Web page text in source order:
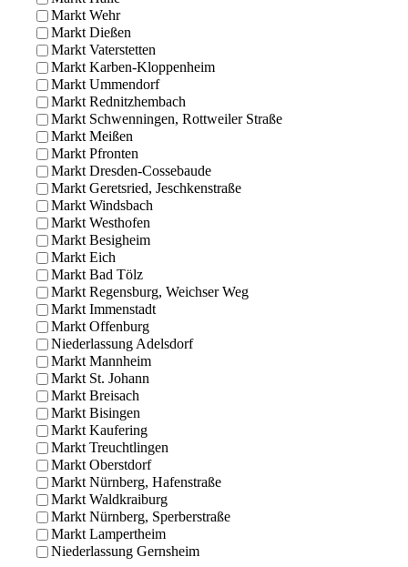
Markt Wehr
Markt Dießen
Markt Vaterstetten
Markt Karben-Kloppenheim
Markt Ummendorf
Markt Rednitzhembach
Markt Schwenningen, Rottweiler Straße
Markt Meißen
Markt Pfronten
Markt Dresden-Cossebaude
Markt Geretsried, Jeschkenstraße
Markt Windsbach
Markt Westhofen
Markt Besigheim
Markt Eich
Markt Bad Tölz
Markt Regensburg, Weichser Weg
Markt Immenstadt
Markt Offenburg
Niederlassung Adelsdorf
Markt Mannheim
Markt St. Johann
Markt Breisach
Markt Bisingen
Markt Kaufering
Markt Treuchtlingen
Markt Oberstdorf
Markt Nürnberg, Hafenstraße
Markt Waldkraiburg
Markt Nürnberg, Sperberstraße
Markt Lampertheim
Niederlassung Gernsheim